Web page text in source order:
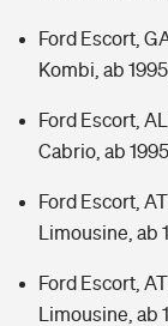
Ford Escort,
Kombi, ab 1995
Ford Escort,
Cabrio, ab 1995
Ford Escort,
Limousine, ab
Ford Escort,
Limousine, ab